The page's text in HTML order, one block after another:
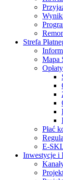
Strefa
Mapa
Opłaty
Płać
E-
Inwestycje i